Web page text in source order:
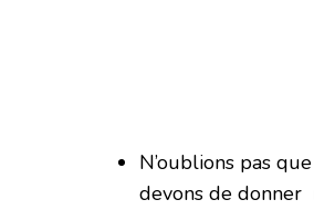
N’oublions pas
devons de donner